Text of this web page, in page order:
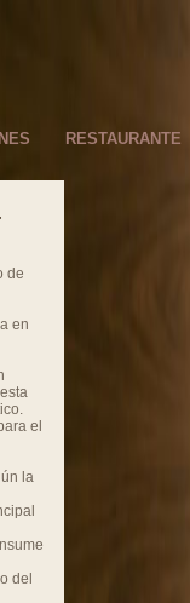
RESTAURANTE
de
en
el
la
del